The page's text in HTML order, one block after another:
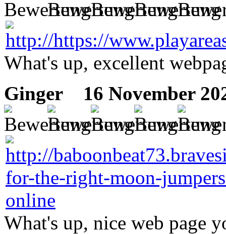
What's up, excellent
Ginger
16 November
What's up, nice web page